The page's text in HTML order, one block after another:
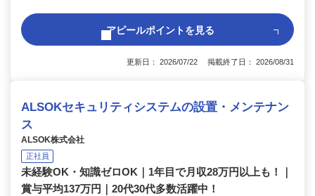
アピールポイントを見る
更新日： 2026/07/22 掲載終了日： 2026/08/31
ALSOKセキュリティシステムの設置・メンテナン
ス
ALSOK株式会社
正社員
未経験OK・知識ゼロOK｜1年目で月収28万円以上も！｜
賞与平均137万円｜20代30代多数活躍中！